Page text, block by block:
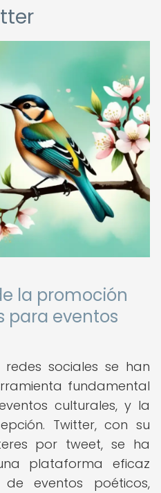
la promoción
para eventos
sociales se han
fundamental
culturales, y la
Twitter, con su
por tweet, se ha
plataforma eficaz
eventos poéticos,